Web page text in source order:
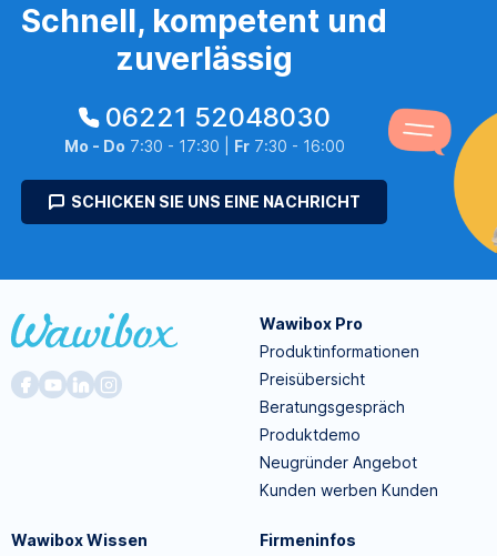
Schnell, kompetent und
zuverlässig
06221 52048030
Mo - Do 7:30 - 17:30 | Fr7:30 - 16:00
SCHICKEN SIE UNS EINE NACHRICHT
Wawibox Pro
Produktinformationen
Preisübersicht
Beratungsgespräch
Produktdemo
Neugründer Angebot
Kunden werben Kunden
Wawibox Wissen
Firmeninfos